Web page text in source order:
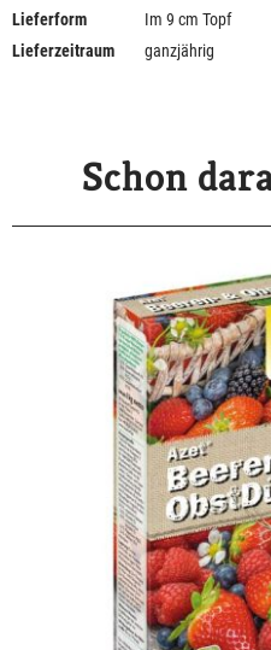
Lieferform
Im 9 cm Topf
Lieferzeitraum
ganzjährig
Schon